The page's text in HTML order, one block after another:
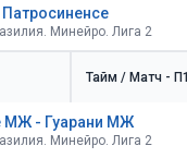
Минейро. Лига 2
Тайм / Матч -
МЖ - Гуарани МЖ
Минейро. Лига 2